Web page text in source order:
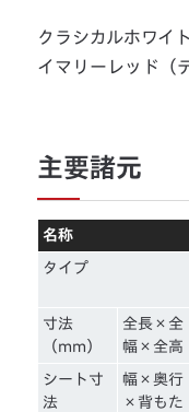
クラシカルホワイ
イマリーレッド（
主要諸元
名称
タイプ
寸法
（mm）
全長×全
幅×全高
シート寸
法
幅×奥行
×背もた